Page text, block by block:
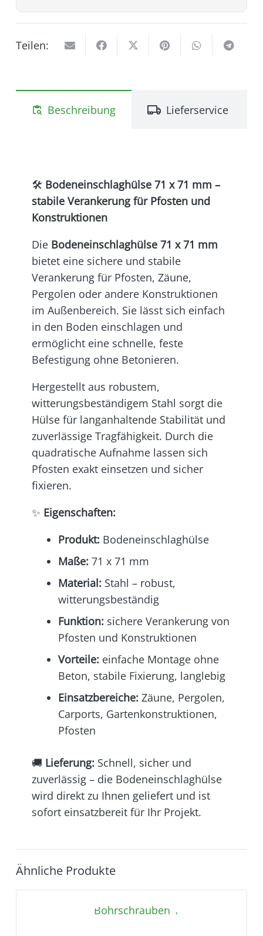
x
71
mm
Teilen:
content_paste_search Beschreibung Lieferservice
🛠️ Bodeneinschlaghülse 71 x 71 mm –
stabile Verankerung für Pfosten und
Konstruktionen
Die Bodeneinschlaghülse 71 x 71 mm
bietet eine sichere und stabile
Verankerung für Pfosten, Zäune,
Pergolen oder andere Konstruktionen
im Außenbereich. Sie lässt sich einfach
in den Boden einschlagen und
ermöglicht eine schnelle, feste
Befestigung ohne Betonieren.
Hergestellt aus robustem,
witterungsbeständigem Stahl sorgt die
Hülse für langanhaltende Stabilität und
zuverlässige Tragfähigkeit. Durch die
quadratische Aufnahme lassen sich
Pfosten exakt einsetzen und sicher
fixieren.
✨ Eigenschaften:
Produkt: Bodeneinschlaghülse
Maße: 71 x 71 mm
Material: Stahl – robust,
witterungsbeständig
Funktion: sichere Verankerung von
Pfosten und Konstruktionen
Vorteile: einfache Montage ohne
Beton, stabile Fixierung, langlebig
Einsatzbereiche: Zäune, Pergolen,
Carports, Gartenkonstruktionen,
Pfosten
🚚 Lieferung: Schnell, sicher und
zuverlässig – die Bodeneinschlaghülse
wird direkt zu Ihnen geliefert und ist
sofort einsatzbereit für Ihr Projekt.
Ähnliche Produkte